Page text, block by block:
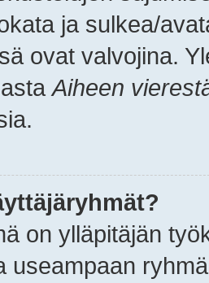
ja sulkea/
ovat valvojina.
Aiheen
on ylläpitäjän
useampaan